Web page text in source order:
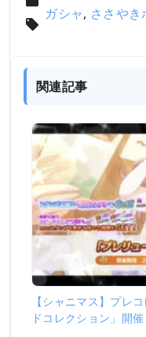
ガシャ, ささやき
関連記事
【シャニマス】プレ
ドコレクション」開催